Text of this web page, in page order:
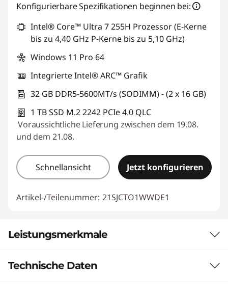
Konfigurierbare Spezifikationen beginnen bei:
Intel® Core™ Ultra 7 255H Prozessor (E-Kerne
bis zu 4,40 GHz P-Kerne bis zu 5,10 GHz)
Windows 11 Pro 64
Integrierte Intel® ARC™ Grafik
32 GB DDR5-5600MT/s (SODIMM) - (2 x 16 GB)
1 TB SSD M.2 2242 PCIe 4.0 QLC
Voraussichtliche Lieferung zwischen dem 19.08.
und dem 21.08.
Schnellansicht Jetzt konfigurieren
Artikel-/Teilenummer: 21SJCTO1WWDE1
Leistungsmerkmale
Steigern Sie Ihre
Technische Daten